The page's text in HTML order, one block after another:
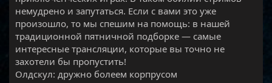
немудрено и запутаться. Если с вами это уже
произошло, то мы спешим на помощь: в нашей
традиционной пятничной подборке — самые
интересные трансляции, которые вы точно не
захотели бы пропустить!
Олдскул: дружно болеем корпрусом